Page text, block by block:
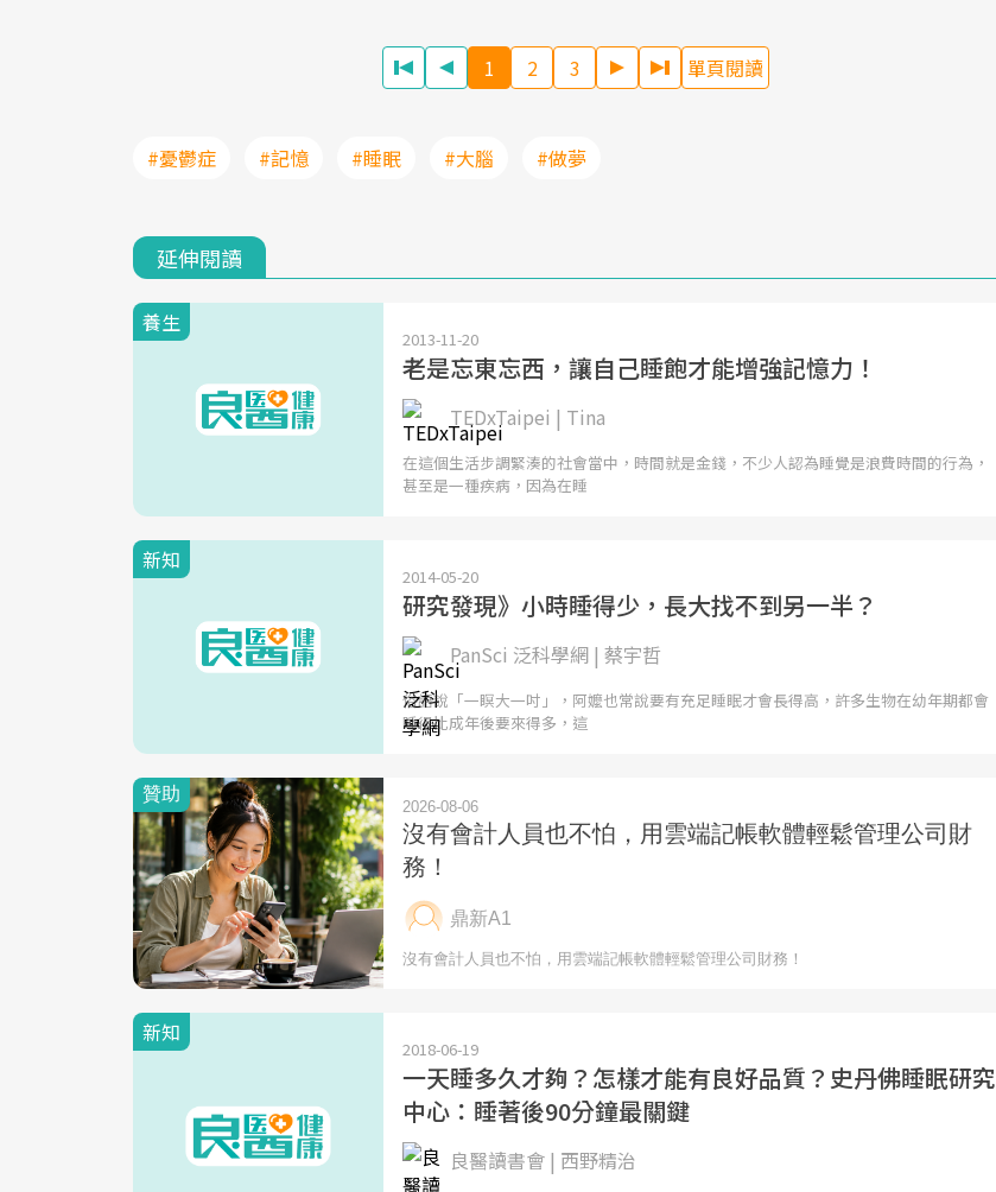
1 2 3 單頁閱讀
#憂鬱症 #記憶 #睡眠 #大腦 #做夢
延伸閱讀
養生
2013-11-20
老是忘東忘西，讓自己睡飽才能增強記憶力！
TEDxTaipei | Tina
在這個生活步調緊湊的社會當中，時間就是金錢，不少人認為睡覺是浪費時間的行為，
甚至是一種疾病，因為在睡
新知
2014-05-20
研究發現》小時睡得少，長大找不到另一半？
PanSci 泛科學網 | 蔡宇哲
俗語說「一瞑大一吋」，阿嬤也常說要有充足睡眠才會長得高，許多生物在幼年期都會
睡得比成年後要來得多，這
新知
2018-06-19
一天睡多久才夠？怎樣才能有良好品質？史丹佛睡眠研究
中心：睡著後90分鐘最關鍵
良醫讀書會 | 西野精治